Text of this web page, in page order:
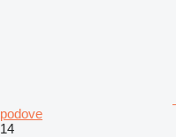
podove
14